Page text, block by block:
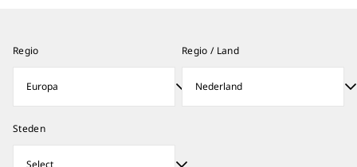
Regio Regio / Land
Steden